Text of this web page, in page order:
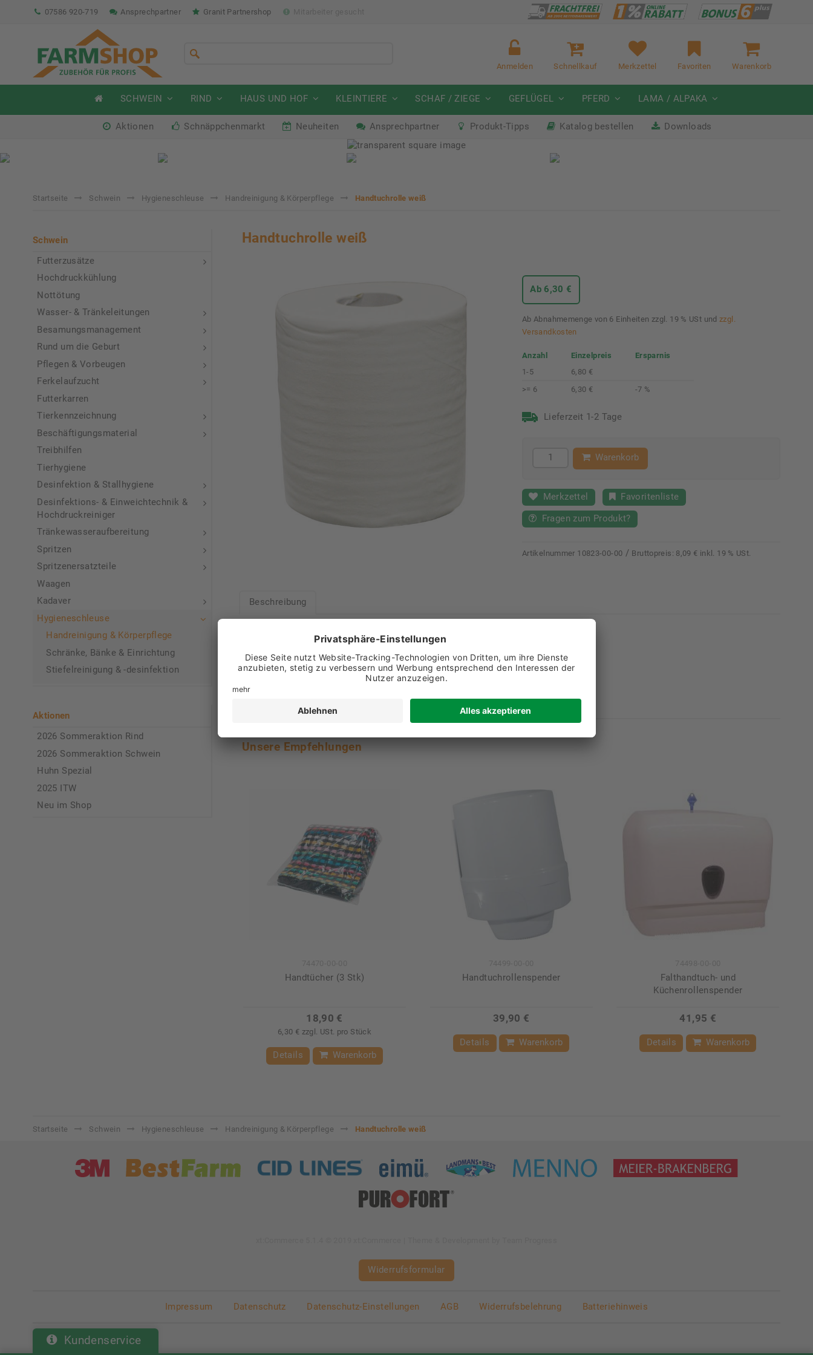
07586 920-719 Ansprechpartner Granit Partnershop
Anmelden Schnellkauf Merkzettel Favoriten Warenkorb
SCHWEIN RIND HAUS UND HOF KLEINTIERE SCHAF / ZIEGE GEFLÜGEL PFERD LAMA / ALPAKA
Aktionen Schnäppchenmarkt Neuheiten Ansprechpartner Produkt-Tipps Katalog bestellen Downloads
Sommeraktion Rind
Startseite Schwein Hygieneschleuse Handreinigung & Körperpflege Handtuchrolle weiß
Schwein
Futterzusätze
Hochdruckkühlung
Nottötung
Wasser- & Tränkeleitungen
Besamungsmanagement
Rund um die Geburt
Pflegen & Vorbeugen
Ferkelaufzucht
Futterkarren
Tierkennzeichnung
Beschäftigungsmaterial
Treibhilfen
Tierhygiene
Desinfektion & Stallhygiene
Desinfektions- & Einweichtechnik &
Hochdruckreiniger
Tränkewasseraufbereitung
Spritzen
Spritzenersatzteile
Waagen
Kadaver
Hygieneschleuse
Handreinigung & Körperpflege
Schränke, Bänke & Einrichtung
Stiefelreinigung & -desinfektion
Aktionen
2026 Sommeraktion Rind
2026 Sommeraktion Schwein
Huhn Spezial
2025 ITW
Neu im Shop
Handtuchrolle weiß
Ab 6,30 €
Ab Abnahmemenge von 6 Einheiten zzgl. 19 % USt undzzgl.
Versandkosten
Anzahl Einzelpreis
Ersparnis
1-5
6,80 €
>= 6
6,30 € -7 %
Lieferzeit 1-2 Tage
Warenkorb
Merkzettel
Favoritenliste
Fragen zum Produkt?
Artikelnummer 10823-00-00 / Bruttopreis: 8,09 € inkl. 19 % USt.
Beschreibung
Farbe: weiß
Unsere Empfehlungen
Handtücher (3 Stk)
18,90 €
6,30 € zzgl. USt. pro Stück
Details Warenkorb
Handtuchrollenspender
39,90 €
Details Warenkorb
Falthandtuch- und
Küchenrollenspender
41,95 €
Details Warenkorb
Startseite Schwein Hygieneschleuse Handreinigung & Körperpflege Handtuchrolle weiß
Widerrufsformular
Impressum Datenschutz Datenschutz-Einstellungen AGB Widerrufsbelehrung Batteriehinweis
Kundenservice